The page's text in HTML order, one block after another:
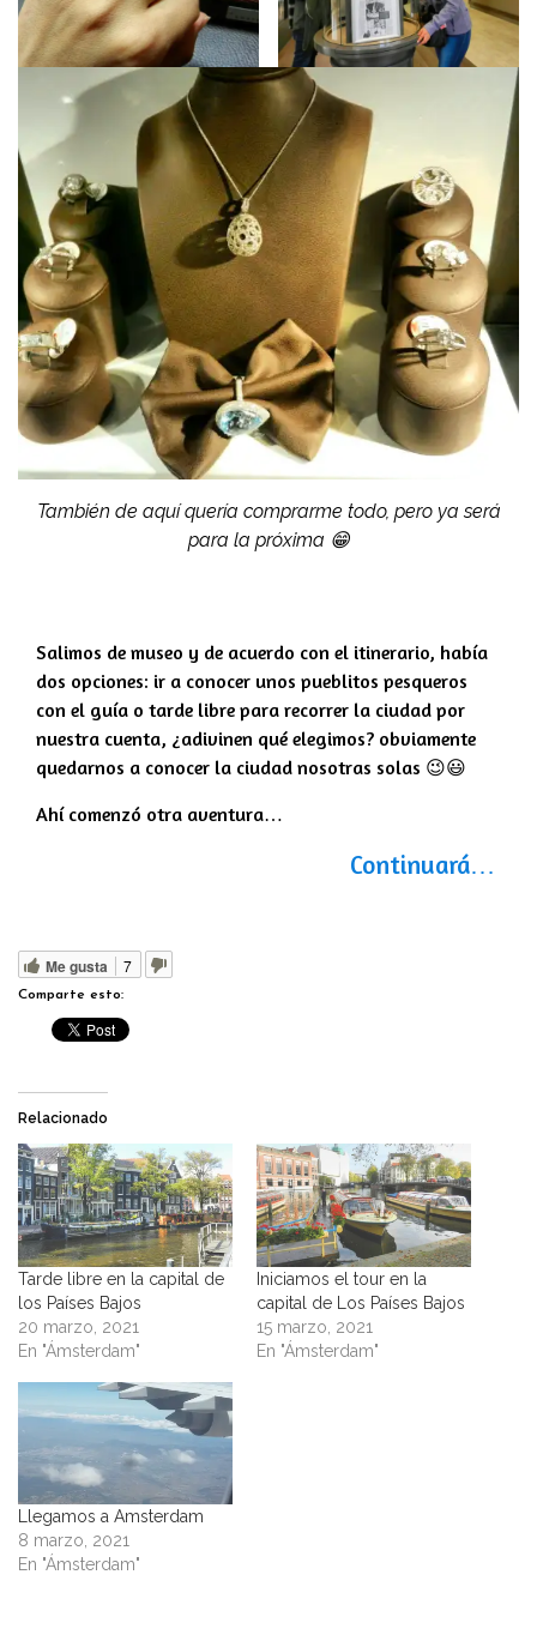
También de aquí quería comprarme todo, pero ya será
para la próxima 😁
Salimos de museo y de acuerdo con el itinerario, había
dos opciones: ir a conocer unos pueblitos pesqueros
con el guía o tarde libre para recorrer la ciudad por
nuestra cuenta, ¿adivinen qué elegimos? obviamente
quedarnos a conocer la ciudad nosotras solas 😉😃
Ahí comenzó otra aventura…
Continuará…
Me gusta 7
Comparte esto:
Relacionado
Tarde libre en la capital de
los Países Bajos
20 marzo, 2021
En "Ámsterdam"
Iniciamos el tour en la
capital de Los Países Bajos
15 marzo, 2021
En "Ámsterdam"
Llegamos a Amsterdam
8 marzo, 2021
En "Ámsterdam"